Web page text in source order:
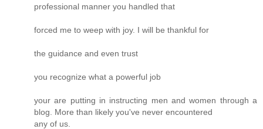
professional manner you handled that
forced me to weep with joy. I will be thankful for
the guidance and even trust
you recognize what a powerful job
your are putting in instructing men and women through a
blog. More than likely you've never encountered
any of us.